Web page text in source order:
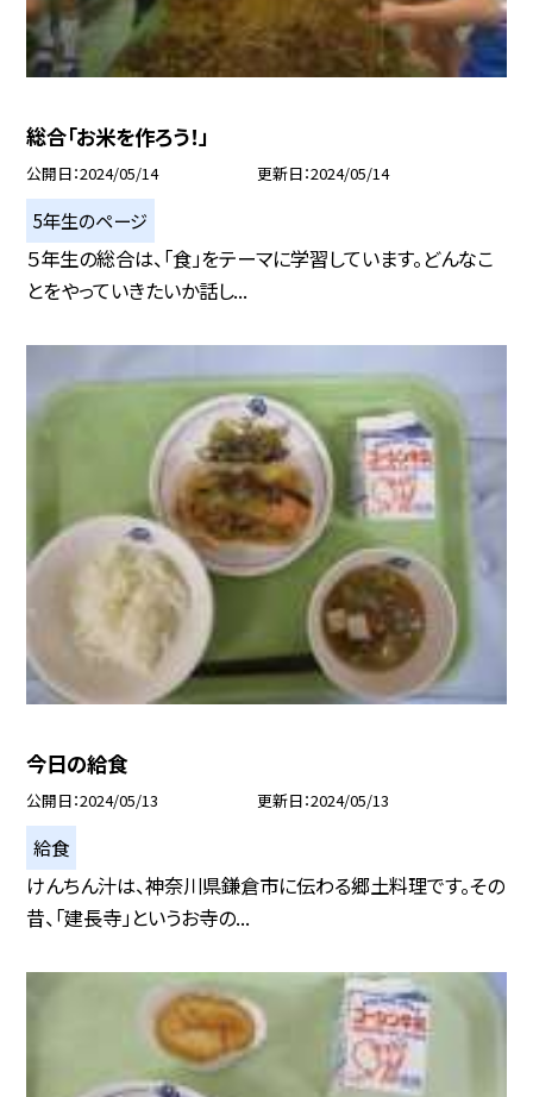
総合「お米を作ろう！」
公開日 2024/05/14 更新日 2024/05/14
5年生のページ
５年生の総合は、「食」をテーマに学習しています。どんなこ
とをやっていきたいか話し...
今日の給食
公開日 2024/05/13 更新日 2024/05/13
給食
けんちん汁は、神奈川県鎌倉市に伝わる郷土料理です。その
昔、「建長寺」というお寺の...